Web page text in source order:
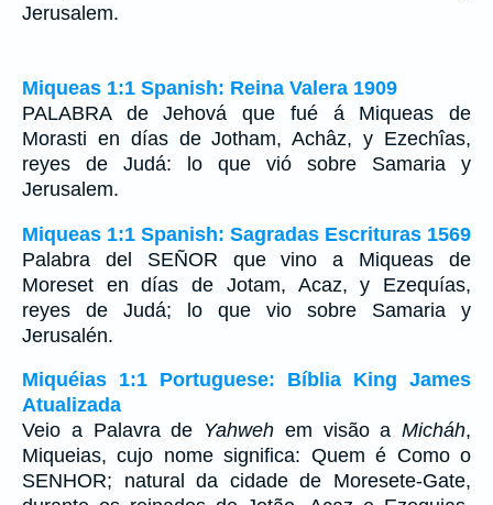
Jerusalem.
Miqueas 1:1 Spanish: Reina Valera 1909
PALABRA de Jehová que fué á Miqueas de
Morasti en días de Jotham, Achâz, y Ezechîas,
reyes de Judá: lo que vió sobre Samaria y
Jerusalem.
Miqueas 1:1 Spanish: Sagradas Escrituras 1569
Palabra del SEÑOR que vino a Miqueas de
Moreset en días de Jotam, Acaz, y Ezequías,
reyes de Judá; lo que vio sobre Samaria y
Jerusalén.
Miquéias 1:1 Portuguese: Bíblia King James
Atualizada
Veio a Palavra de Yahweh em visão a Micháh,
Miqueias, cujo nome significa: Quem é Como o
SENHOR; natural da cidade de Moresete-Gate,